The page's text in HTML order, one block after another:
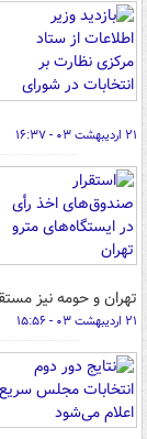
۲۱ اردیبهشت ۰۳ - ۱۶:۳۷
تهران و حومه نیز
۲۱ اردیبهشت ۰۳ - ۱۵:۵۶